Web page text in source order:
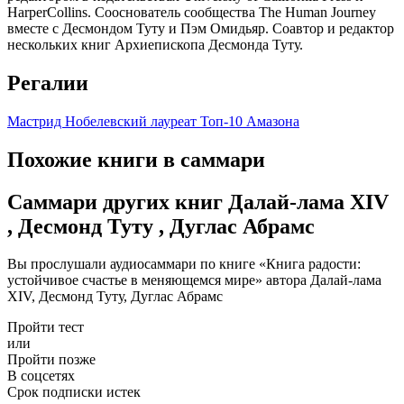
HarperCollins. Сооснователь сообщества The Human Journey
вместе с Десмондом Туту и Пэм Омидьяр. Соавтор и редактор
нескольких книг Архиепископа Десмонда Туту.
Регалии
Мастрид Нобелевский лауреат Топ-10 Амазона
Похожие книги в саммари
Саммари других книг Далай-лама XIV
, Десмонд Туту , Дуглас Абрамс
Вы прослушали аудиосаммари по книге «Книга радости:
устойчивое счастье в меняющемся мире» автора Далай-лама
XIV, Десмонд Туту, Дуглас Абрамс
Пройти тест
или
Пройти позже
В соцсетях
Срок подписки истек